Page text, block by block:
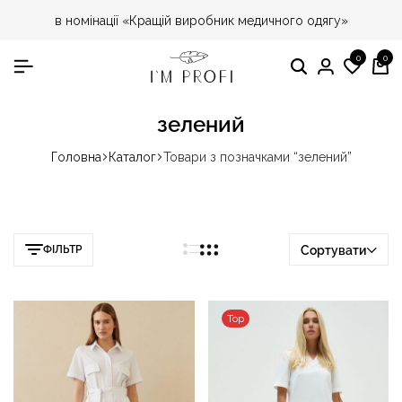
в номінації «Кращій виробник медичного одягу»
Пошук
0 0
зелений
Головна Каталог Товари з позначками “зелений”
ФІЛЬТР Сортувати
Top